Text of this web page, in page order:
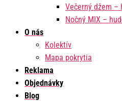
Večerný džem –
Nočný MIX –
O nás
Kolektív
Mapa pokrytia
Reklama
Objednávky
Blog